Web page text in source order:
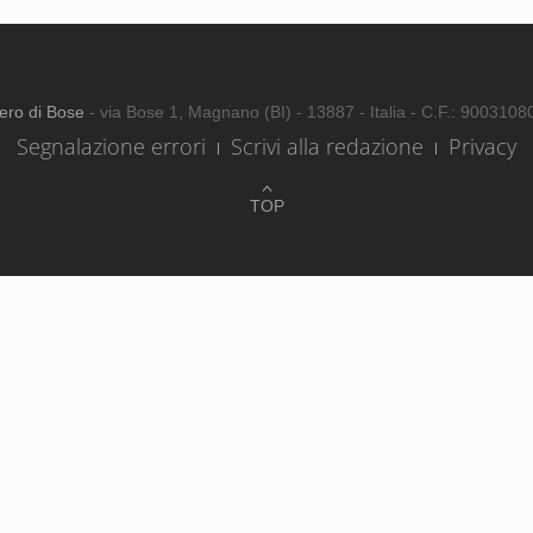
TOP
di Bose - via Bose 1, Magnano (BI) - 13887 - Italia - C.F.:
Segnalazione errori Scrivi alla redazione Privacy